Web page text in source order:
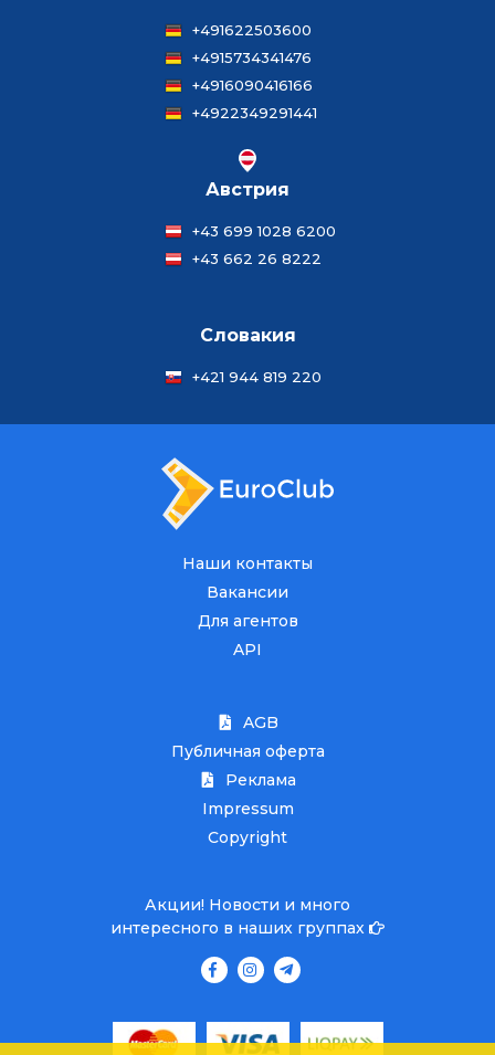
+491622503600
+4915734341476
+4916090416166
+4922349291441
Австрия
+43 699 1028 6200
+43 662 26 8222
Словакия
+421 944 819 220
Наши контакты
Вакансии
Для агентов
API
AGB
Публичная оферта
Реклама
Impressum
Copyright
Акции! Новости и много
интересного в наших группах